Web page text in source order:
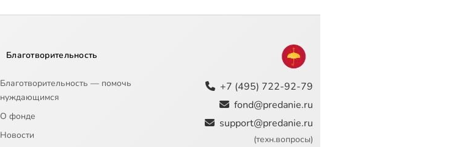
Благотворительность
Благотворительность — помочь
нуждающимся
О фонде
Новости
+7 (495) 722-92-79
fond@predanie.ru
support@predanie.ru
(техн.вопросы)